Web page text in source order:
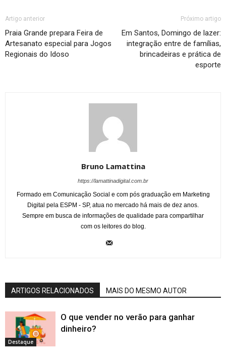
Artigo anterior
Praia Grande prepara Feira de
Artesanato especial para Jogos
Regionais do Idoso
Próximo artigo
Em Santos, Domingo de lazer:
integração entre de famílias,
brincadeiras e prática de
esporte
Bruno Lamattina
https://lamattinadigital.com.br
Formado em Comunicação Social e com pós graduação em Marketing
Digital pela ESPM - SP, atua no mercado há mais de dez anos.
Sempre em busca de informações de qualidade para compartilhar
com os leitores do blog.
ARTIGOS RELACIONADOS MAIS DO MESMO AUTOR
Destaque
O que vender no verão para ganhar
dinheiro?